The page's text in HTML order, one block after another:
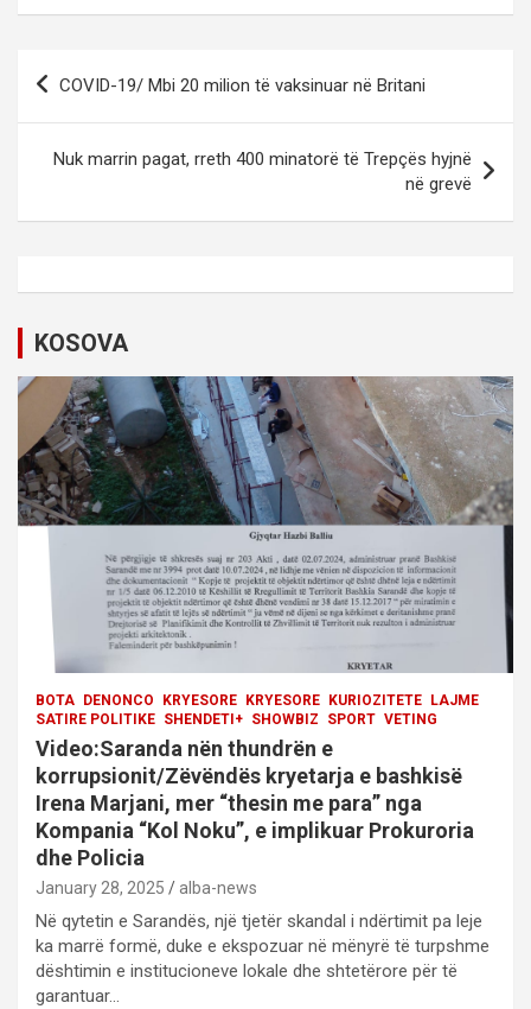
n
v
i
g
a
t
i
o
COVID-19/ Mbi 20 milion të vaksinuar në Britani
Nuk marrin pagat, rreth 400 minatorë të Trepçës hyjnë
në grevë
KOSOVA
BOTA DENONCO KRYESORE KRYESORE KURIOZITETE
LAJME
SATIRE POLITIKE SHENDETI+ SHOWBIZ SPORT VETING
Video:Saranda nën thundrën e
korrupsionit/Zëvëndës kryetarja e bashkisë
Irena Marjani, mer “thesin me para” nga
Kompania “Kol Noku”, e implikuar Prokuroria
dhe Policia
January 28, 2025 alba-news
Në qytetin e Sarandës, një tjetër skandal i ndërtimit pa leje
ka marrë formë, duke e ekspozuar në mënyrë të turpshme
dështimin e institucioneve lokale dhe shtetërore për të
garantuar…